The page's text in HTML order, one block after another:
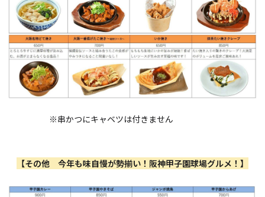
※串かつにキャベツは付きません
【その他 今年も味自慢が勢揃い！阪神甲子園球場グルメ！】